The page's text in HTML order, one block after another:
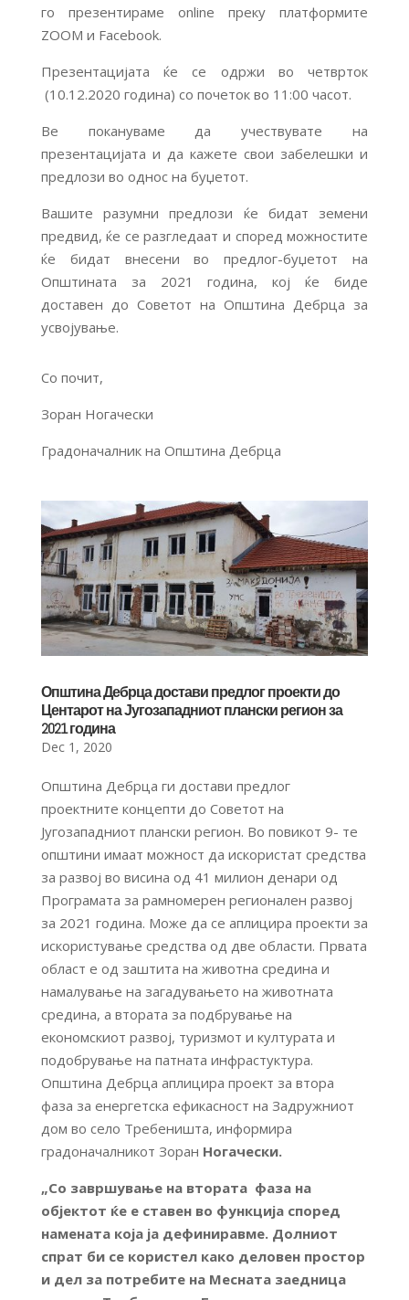
го презентираме online преку платформите
ZООМ и Facebook.
Презентацијата ќе се одржи во четврток
(10.12.2020 година) со почеток во 11:00 часот.
Ве покануваме да учествувате на
презентацијата и да кажете свои забелешки и
предлози во однос на буџетот.
Вашите разумни предлози ќе бидат земени
предвид, ќе се разгледаат и според можностите
ќе бидат внесени во предлог-буџетот на
Општината за 2021 година, кој ќе биде
доставен до Советот на Општина Дебрца за
усвојување.
Со почит,
Зоран Ногачески
Градоначалник на Општина Дебрца
Општина Дебрца достави предлог проекти до
Центарот на Југозападниот плански регион за
2021 година
Dec 1, 2020
Општина Дебрца ги достави предлог
проектните концепти до Советот на
Југозападниот плански регион. Во повикот 9- те
општини имаат можност да искористат средства
за развој во висина од 41 милион денари од
Програмата за рамномерен регионален развој
за 2021 година. Може да се аплицира проекти за
искористување средства од две области. Првата
област е од заштита на животна средина и
намалување на загадувањето на животната
средина, а втората за подбрување на
економскиот развој, туризмот и културата и
подобрување на патната инфрастуктура.
Општина Дебрца аплицира проект за втора
фаза за енергетска ефикасност на Задружниот
дом во село Требеништа, информира
градоначалникот Зоран Ногачески.
„Со завршувaње на втората фаза на
објектот ќе е ставен во функција според
намената која ја дефиниравме. Долниот
спрат би се користел како деловен простор
и дел за потребите на Месната заедница